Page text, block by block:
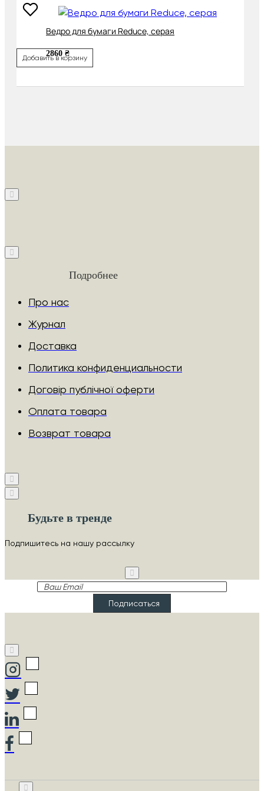
Ведро для бумаги Reduce, серая
2860 ₴
Добавить в корзину
Подробнее
Про нас
Журнал
Доставка
Политика конфиденциальности
Договір публічної оферти
Оплата товара
Возврат товара
Будьте в тренде
Подпишитесь на нашу рассылку
Ваш
Подписаться